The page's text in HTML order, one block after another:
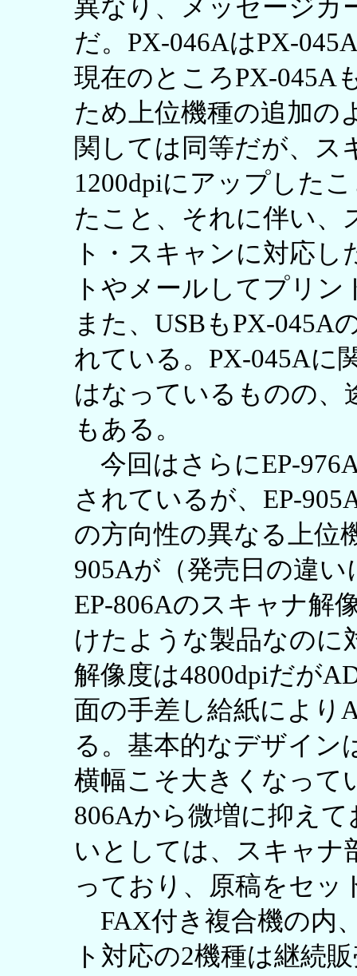
異なり、メッセージカ
だ。PX-046AはPX-
現在のところPX-045A
ため上位機種の追加の
関しては同等だが、ス
1200dpiにアップした
たこと、それに伴い、
ト・スキャンに対応
トやメールしてプリ
また、USBもPX-045A
れている。PX-045Aに
はなっているものの、
もある。
今回はさらにEP-
されているが、EP-
の方向性の異なる上位
905Aが（発売日の違
EP-806Aのスキャナ解
けたような製品なのに
解像度は4800dpiだが
面の手差し給紙により
る。基本的なデザイン
横幅こそ大きくなって
806Aから微増に抑え
いとしては、スキャナ
っており、原稿をセッ
FAX付き複合機の内
ト対応の2機種は継続